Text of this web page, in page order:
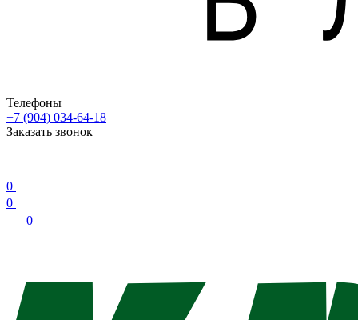
Телефоны
+7 (904) 034-64-18
Заказать звонок
0
0
0